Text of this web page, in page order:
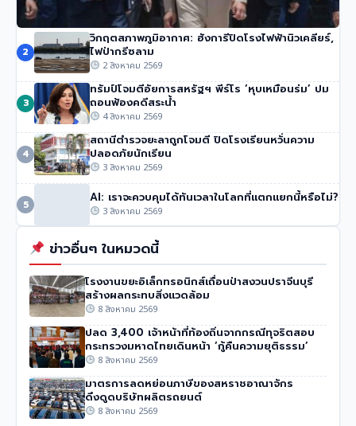
นายกฯ อนุทิน ของไทย จวกรายงาน UN ชายแดน ‘ไม่รวม
ความเสียหายของไทย’
42 วิว• 4 สิงหาคม 2569
2
วิกฤตสภาพภูมิอากาศ: ฮังการีปิดโรงไฟฟ้านิวเคลียร์,
ไฟป่ากรีซลาม
2 สิงหาคม 2569
3
ทรัมป์โจมตีอัยการสหรัฐฯ พีร์โร ‘หุบเหมือนร่ม’ ปม
ถอนฟ้องคดีสระน้ำ
4 สิงหาคม 2569
4
สถานีตำรวจยะลาถูกโจมตี ปิดโรงเรียนหวั่นความ
ปลอดภัยนักเรียน
3 สิงหาคม 2569
5 AI: เราจะควบคุมได้ทันเวลาในโลกที่แตกแยกนี้หรือไม่?
3 สิงหาคม 2569
ข่าวอื่นๆ ในหมวดนี้
โรงงานขยะอิเล็กทรอนิกส์เถื่อนป่าสงวนปราจีนบุรี
สร้างผลกระทบสิ่งแวดล้อม
8 สิงหาคม 2569
ปลด 3,400 เจ้าหน้าที่ท้องถิ่นจากกรณีทุจริตสอบ
กระทรวงมหาดไทยเดินหน้า ‘กู้คืนความยุติธรรม’
8 สิงหาคม 2569
มาตรการลดหย่อนภาษีของสหราชอาณาจักร
ดึงดูดบริษัทผลิตรถยนต์
8 สิงหาคม 2569